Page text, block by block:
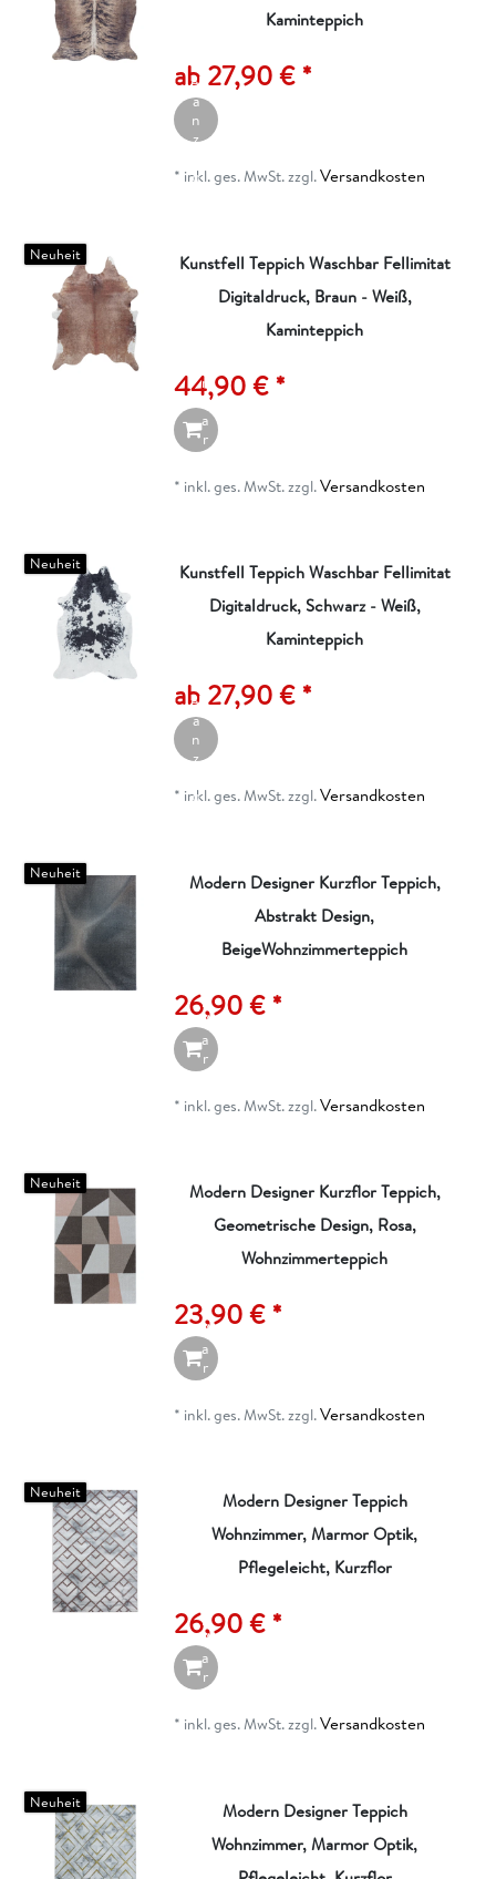
Kaminteppich
ab 27,90 € *
ik
el
a
n
z
g
* inkl. ges. MwSt.zzgl.Versandkosten
Neuheit
Kunstfell Teppich Waschbar Fellimitat
Digitaldruck, Braun - Weiß,
Kaminteppich
44,90 € *
n
W
a
r
e
n
k
* inkl. ges. MwSt.zzgl.Versandkosten
Neuheit
Kunstfell Teppich Waschbar Fellimitat
Digitaldruck, Schwarz - Weiß,
Kaminteppich
ab 27,90 € *
ik
el
a
n
z
g
* inkl. ges. MwSt.zzgl.Versandkosten
Neuheit
Modern Designer Kurzflor Teppich,
Abstrakt Design,
BeigeWohnzimmerteppich
26,90 € *
n
W
a
r
e
n
k
* inkl. ges. MwSt.zzgl.Versandkosten
Neuheit
Modern Designer Kurzflor Teppich,
Geometrische Design, Rosa,
Wohnzimmerteppich
23,90 € *
n
W
a
r
e
n
k
* inkl. ges. MwSt.zzgl.Versandkosten
Neuheit
Modern Designer Teppich
Wohnzimmer, Marmor Optik,
Pflegeleicht, Kurzflor
26,90 € *
n
W
a
r
e
n
k
* inkl. ges. MwSt.zzgl.Versandkosten
Neuheit
Modern Designer Teppich
Wohnzimmer, Marmor Optik,